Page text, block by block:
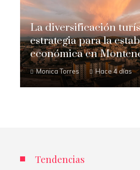
La diversificación
estrategia para la
económica en
Monica Torres Hace 4 días
Tendencias